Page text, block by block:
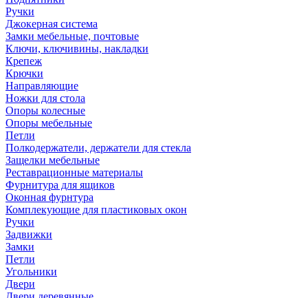
Ручки
Джокерная система
Замки мебельные, почтовые
Ключи, ключивины, накладки
Крепеж
Крючки
Направляющие
Ножки для стола
Опоры колесные
Опоры мебельные
Петли
Полкодержатели, держатели для стекла
Защелки мебельные
Реставрационные материалы
Фурнитура для ящиков
Оконная фурнтура
Комплекующие для пластиковых окон
Ручки
Задвижки
Замки
Петли
Угольники
Двери